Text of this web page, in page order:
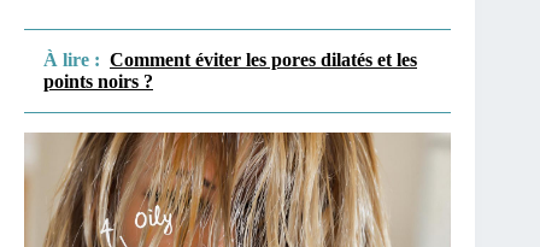
À lire : Comment éviter les pores dilatés et les
points noirs ?